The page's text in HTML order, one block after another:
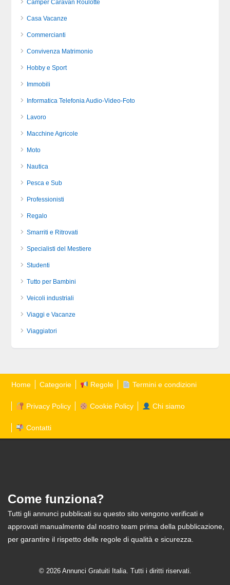
Camper Caravan Roulotte
Casa Vacanze
Commercianti
Convivenza Matrimonio
Hobby e Sport
Immobili
Informatica Telefonia Audio-Video-Foto
Lavoro
Macchine Agricole
Moto
Nautica
Pesca e Sub
Professionisti
Regalo
Smarriti e Ritrovati
Specialisti del Mestiere
Studenti
Tutto per Bambini
Veicoli industriali
Viaggi e Vacanze
Viaggiatori
Home Categorie Regole Termini e condizioni
Privacy Policy Cookie Policy Chi siamo
Contatti
Come funziona?
Tutti gli annunci pubblicati su questo sito vengono verificati e
approvati manualmente dal nostro team prima della pubblicazione,
per garantire il rispetto delle regole di qualità e sicurezza.
© 2026 Annunci Gratuiti Italia. Tutti i diritti riservati.